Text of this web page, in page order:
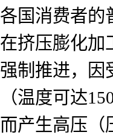
各国消费者的
在挤压膨化加
强制推进，因
（温度可达
而产生高压（